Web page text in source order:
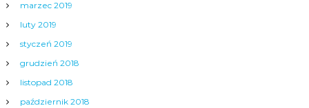
marzec 2019
luty 2019
styczeń 2019
grudzień 2018
listopad 2018
październik 2018